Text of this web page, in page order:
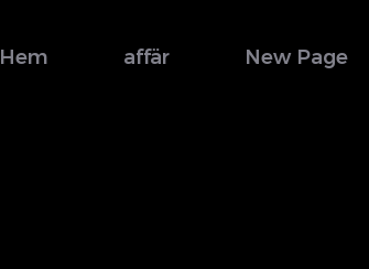
Hem affär New Page